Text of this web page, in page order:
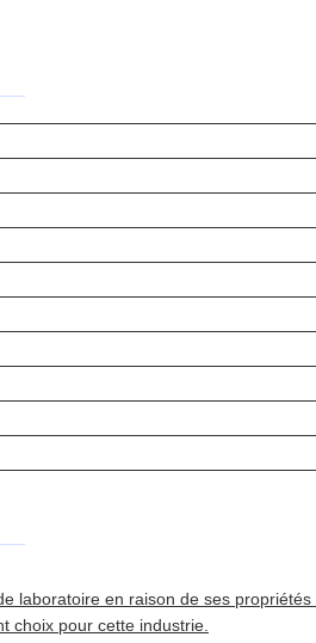
laboratoire en raison de ses
choix pour cette industrie.